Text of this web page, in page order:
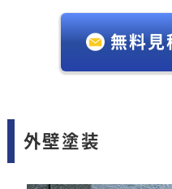
無料見
外壁塗装